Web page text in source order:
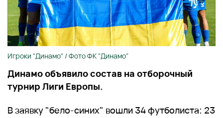
Игроки "Динамо" / Фото ФК "Динамо"
Динамо объявило состав на отборочный
турнир Лиги Европы.
В заявку "бело-синих" вошли 34 футболиста: 23